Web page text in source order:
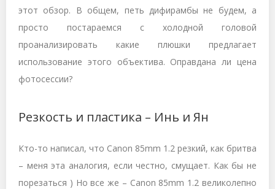
этот обзор. В общем, петь дифирамбы не будем, а
просто постараемся с холодной головой
проанализировать какие плюшки предлагает
использование этого объектива. Оправдана ли цена
фотосессии?
Резкость и пластика – Инь и Ян
Кто-то написал, что Canon 85mm 1.2 резкий, как бритва
– меня эта аналогия, если честно, смущает. Как бы не
порезаться ) Но все же – Canon 85mm 1.2 великолепно